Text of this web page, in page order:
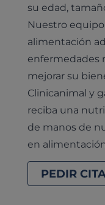
su edad,
Nuestro
alimentación
enfermedades
mejorar su
Clinicanimal y
reciba una
de manos de
en
PEDIR